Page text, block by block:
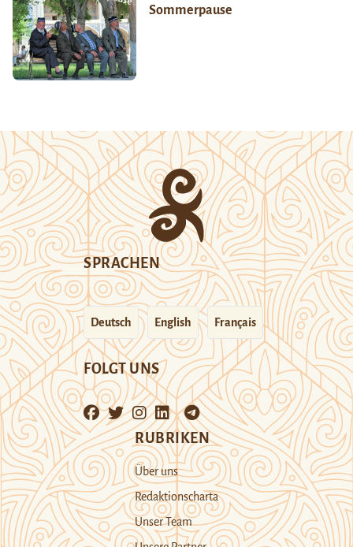
Sommerpause
SPRACHEN
Deutsch English Français
FOLGT UNS
RUBRIKEN
Über uns
Redaktionscharta
Unser Team